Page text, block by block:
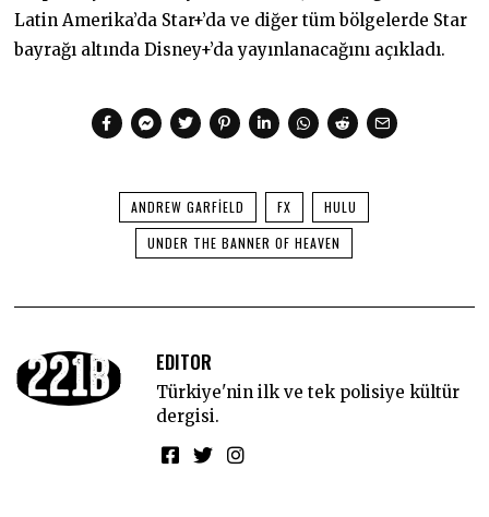
Latin Amerika’da Star+’da ve diğer tüm bölgelerde Star
bayrağı altında Disney+’da yayınlanacağını açıkladı.
ANDREW GARFIELD FX
HULU
UNDER THE BANNER OF HEAVEN
EDITOR
Türkiye'nin ilk ve tek polisiye kültür
dergisi.